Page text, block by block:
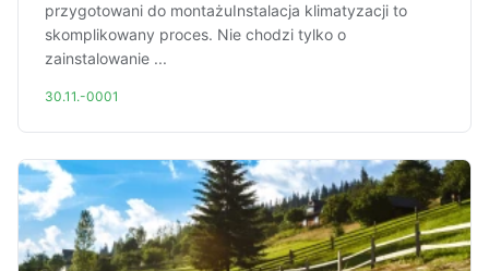
przygotowani do montażuInstalacja klimatyzacji to
skomplikowany proces. Nie chodzi tylko o
zainstalowanie ...
30.11.-0001